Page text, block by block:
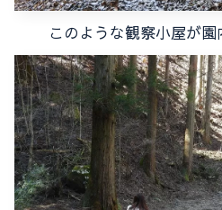
このような観察小屋が